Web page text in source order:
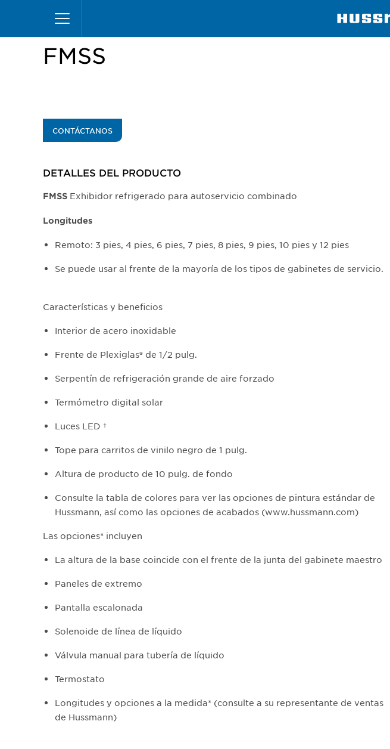
contenido
Inicio
FMSS
CONTÁCTANOS
DETALLES DEL PRODUCTO​
FMSS Exhibidor refrigerado para autoservicio combinado
Longitudes
Remoto: 3 pies, 4 pies, 6 pies, 7 pies, 8 pies, 9 pies, 10 pies y 12 pies
Se puede usar al frente de la mayoría de los tipos de gabinetes de servicio.
Características y beneficios
Interior de acero inoxidable
Frente de Plexiglas® de 1/2 pulg.
Serpentín de refrigeración grande de aire forzado
Termómetro digital solar
Luces LED †​
Tope para carritos de vinilo negro de 1 pulg.
Altura de producto de 10 pulg. de fondo
Consulte la tabla de colores para ver las opciones de pintura estándar de
Hussmann, así como las opciones de acabados (www.hussmann.com)
Las opciones* incluyen
La altura de la base coincide con el frente de la junta del gabinete maestro
Paneles de extremo
Pantalla escalonada
Solenoide de línea de líquido
Válvula manual para tubería de líquido
Termostato
Longitudes y opciones a la medida* (consulte a su representante de ventas
de Hussmann)